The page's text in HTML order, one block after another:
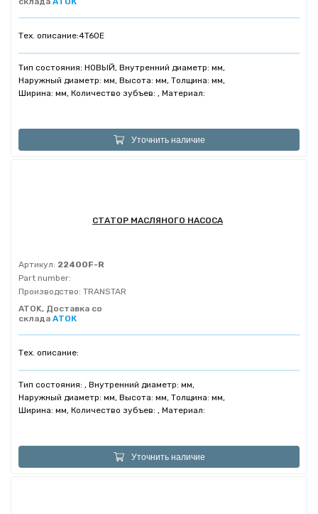
Тех. описание:4T60E
Тип состояния: НОВЫЙ, Внутренний диаметр: мм,
Наружный диаметр: мм, Высота: мм, Толщина: мм,
Ширина: мм, Количество зубъев: , Материал:
Уточнить наличие
СТАТОР МАСЛЯНОГО НАСОСА
Артикул: 22400F-R
Part number:
Производство: TRANSTAR
ATOK, Доставка со
склада АТОК
Тех. описание:
Тип состояния: , Внутренний диаметр: мм,
Наружный диаметр: мм, Высота: мм, Толщина: мм,
Ширина: мм, Количество зубъев: , Материал:
Уточнить наличие